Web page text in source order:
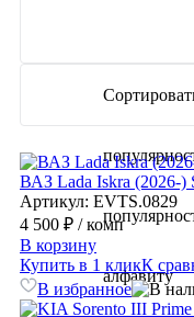
алфавиту
ВАЗ Lada Iskra (2026-)
Артикул: EVTS.0829
4 500 ₽ / комп
В корзину
Купить в 1 кликК
В избранное